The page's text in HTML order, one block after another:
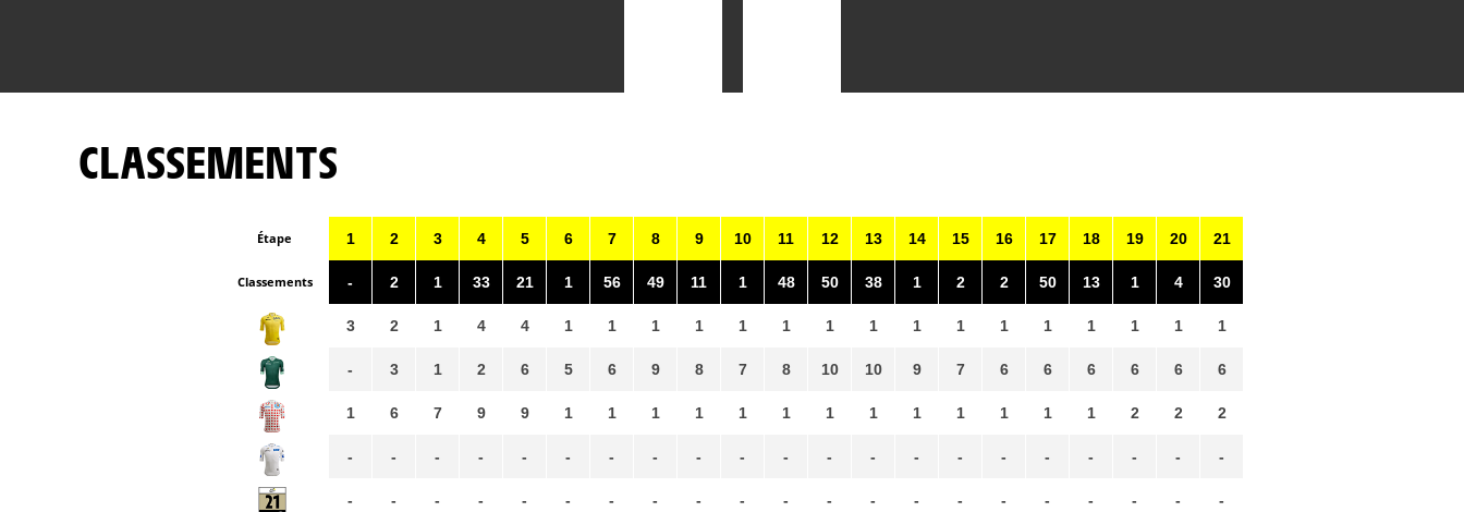
CLASSEMENTS
Étape
Classements
1
-
3
-
1
-
-
2
2
2
3
6
-
-
3
1
1
1
7
-
-
4
33
4
2
9
-
-
5
21
4
6
9
-
-
6
1
1
5
1
-
-
7
56
1
6
1
-
-
8
49
1
9
1
-
-
9
11
1
8
1
-
-
10
1
1
7
1
-
-
11
48
1
8
1
-
-
12
50
1
10
1
-
-
13
38
1
10
1
-
-
14
1
1
9
1
-
-
15
2
1
7
1
-
-
16
2
1
6
1
-
-
17
50
1
6
1
-
-
18
13
1
6
1
-
-
19
1
1
6
2
-
-
20
4
1
6
2
-
-
21
30
1
6
2
-
-